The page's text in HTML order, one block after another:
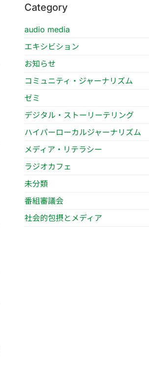
Category
audio media
エキシビション
お知らせ
コミュニティ・ジャーナリズム
ゼミ
デジタル・ストーリーテリング
ハイパーローカルジャーナリズム
メディア・リテラシー
ラジオカフェ
未分類
番組審議会
社会的包摂とメディア